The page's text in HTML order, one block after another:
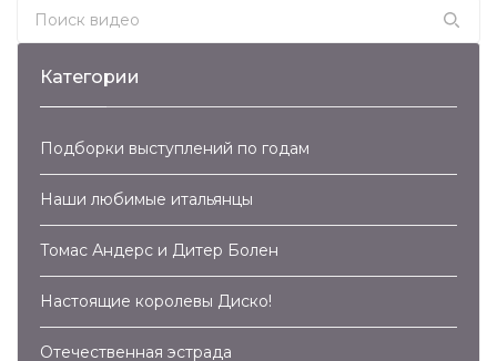
Search for:
Категории
Подборки выступлений по годам
Наши любимые итальянцы
Томас Андерс и Дитер Болен
Настоящие королевы Диско!
Отечественная эстрада